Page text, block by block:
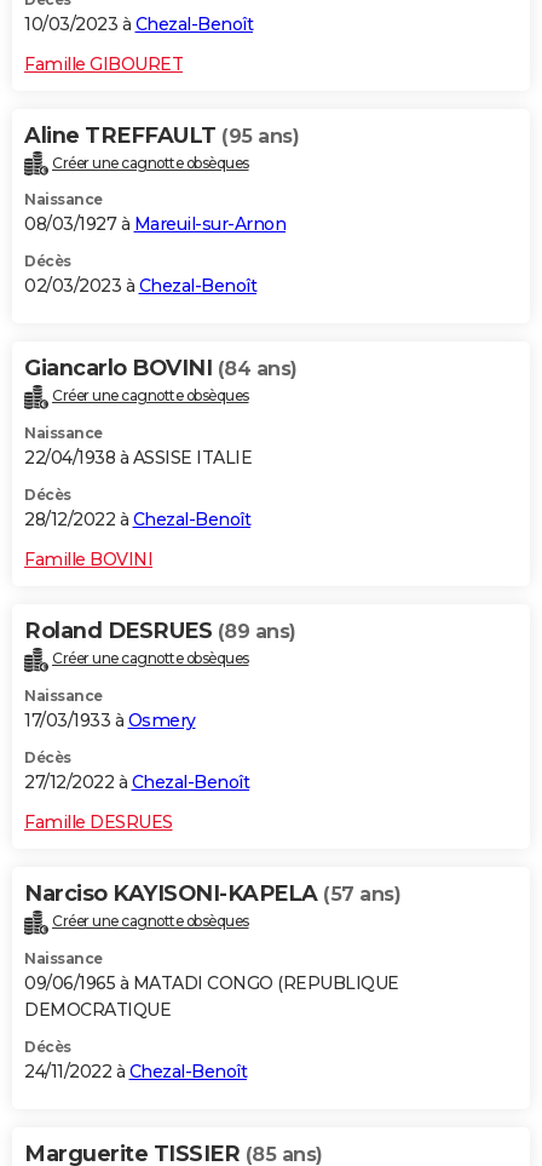
10/03/2023 à Chezal-Benoît
Famille GIBOURET
Aline TREFFAULT (95 ans)
Créer une cagnotte obsèques
Naissance
08/03/1927 à Mareuil-sur-Arnon
Décès
02/03/2023 à Chezal-Benoît
Giancarlo BOVINI (84 ans)
Créer une cagnotte obsèques
Naissance
22/04/1938 à ASSISE ITALIE
Décès
28/12/2022 à Chezal-Benoît
Famille BOVINI
Roland DESRUES (89 ans)
Créer une cagnotte obsèques
Naissance
17/03/1933 à Osmery
Décès
27/12/2022 à Chezal-Benoît
Famille DESRUES
Narciso KAYISONI-KAPELA (57 ans)
Créer une cagnotte obsèques
Naissance
09/06/1965 à MATADI CONGO (REPUBLIQUE
DEMOCRATIQUE
Décès
24/11/2022 à Chezal-Benoît
Marguerite TISSIER (85 ans)